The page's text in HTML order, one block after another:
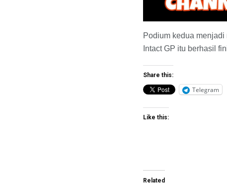
Podium kedua
Intact GP itu berhasil
Share this:
Telegram
Like this:
Related